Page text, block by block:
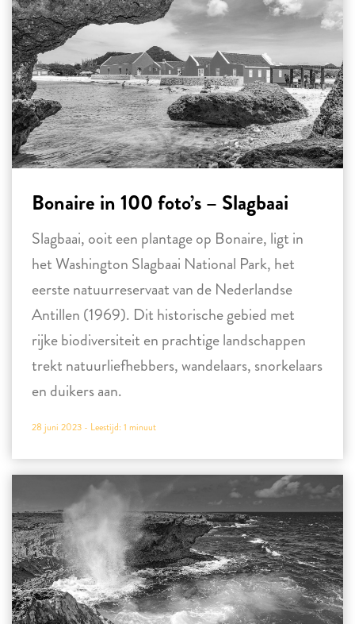
Bonaire in 100 foto’s – Slagbaai
Slagbaai, ooit een plantage op Bonaire, ligt in
het Washington Slagbaai National Park, het
eerste natuurreservaat van de Nederlandse
Antillen (1969). Dit historische gebied met
rijke biodiversiteit en prachtige landschappen
trekt natuurliefhebbers, wandelaars, snorkelaars
en duikers aan.
28 juni 2023 - Leestijd: 1 minuut